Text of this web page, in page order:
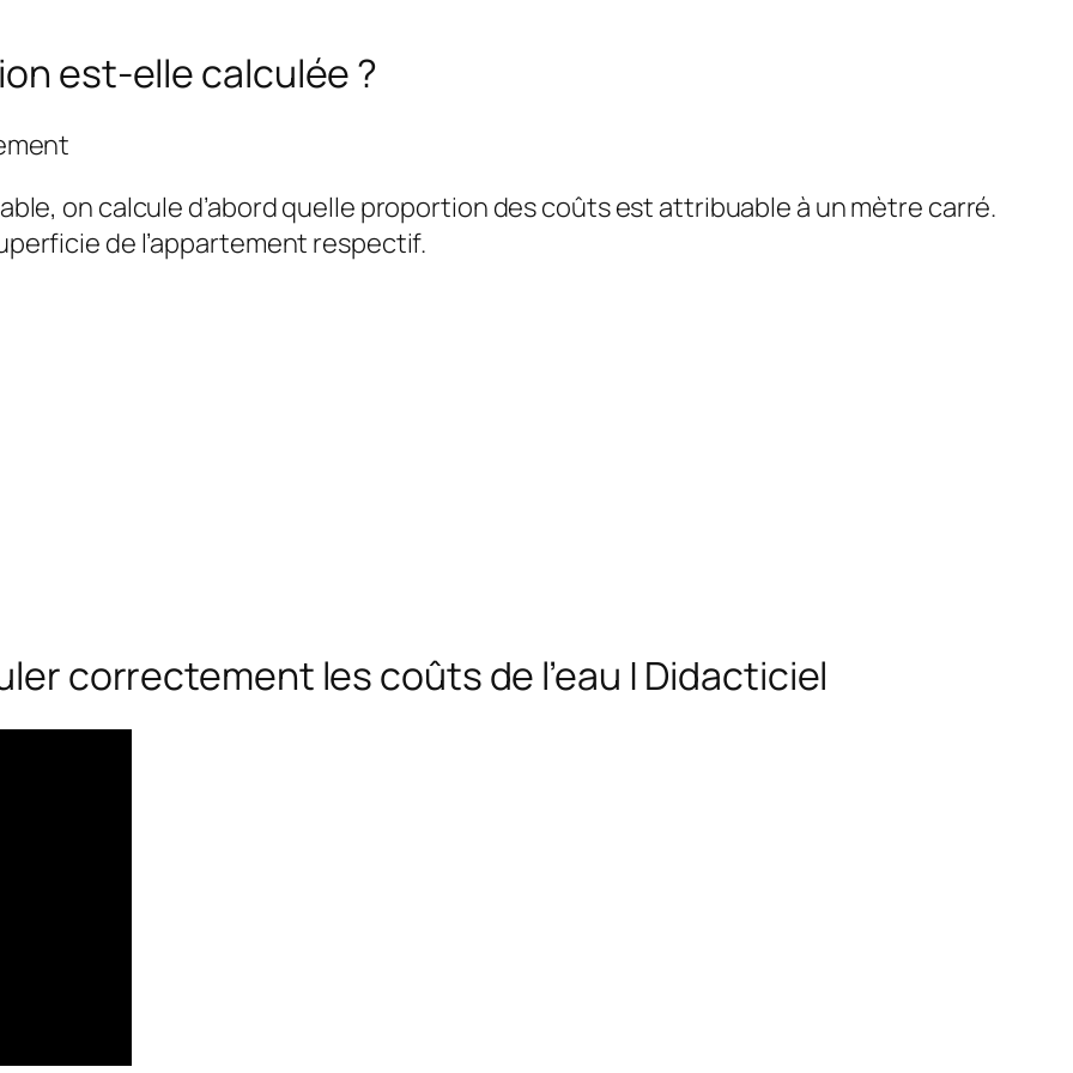
est-elle calculée ?
on calcule d’abord quelle proportion des coûts est attribuable à un mètre carré.
de l’appartement respectif.
correctement les coûts de l’eau | Didacticiel